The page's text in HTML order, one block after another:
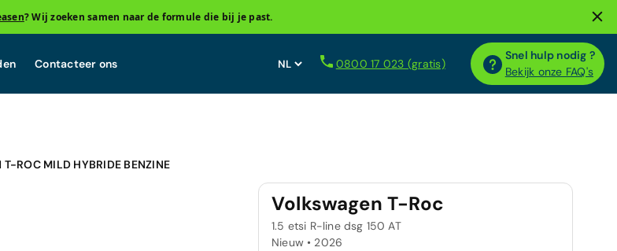
? Wij zoeken samen naar de formule die bij je past.
Contacteer ons 0800 17 023 (gratis)
Snel hulp nodig ?
Bekijk onze FAQ's
T-ROC MILD HYBRIDE BENZINE
Volkswagen T-Roc
1.5 etsi R-line dsg 150 AT
Nieuw • 2026